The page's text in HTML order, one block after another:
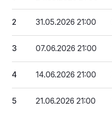
2 31.05.2026 21:00
3 07.06.2026 21:00
4 14.06.2026 21:00
5 21.06.2026 21:00